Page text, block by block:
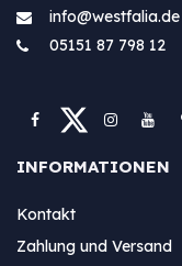
info@westfa​lia.de
05151 87 798 12
INFORMATIONEN
Kontakt
Zahlung und Versand